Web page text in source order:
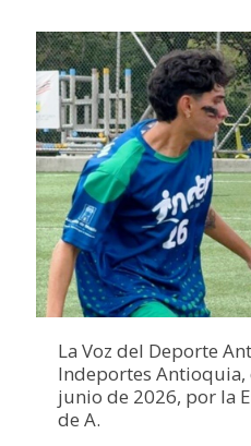
La Voz del Deporte
Indeportes Antioquia,
junio de 2026, por la
de A.